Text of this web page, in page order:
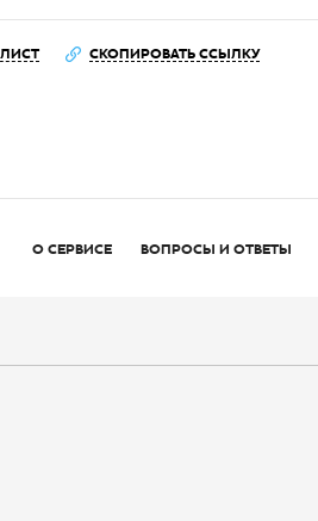
СКОПИРОВАТЬ ССЫЛКУ
О СЕРВИСЕ ВОПРОСЫ И ОТВЕТЫ